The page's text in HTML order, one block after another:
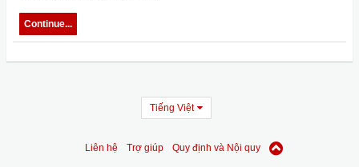
Continue...
Tiếng Việt
Liên hệ Trợ giúp Quy định và Nội quy